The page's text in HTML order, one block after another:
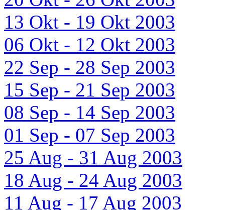
13 Okt - 19 Okt 2003
06 Okt - 12 Okt 2003
22 Sep - 28 Sep 2003
15 Sep - 21 Sep 2003
08 Sep - 14 Sep 2003
01 Sep - 07 Sep 2003
25 Aug - 31 Aug 2003
18 Aug - 24 Aug 2003
11 Aug - 17 Aug 2003